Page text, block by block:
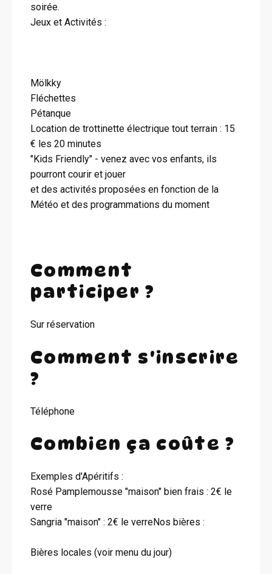
soirée.
Jeux et Activités :
Mölkky
Fléchettes
Pétanque
Location de trottinette électrique tout terrain : 15
€ les 20 minutes
"Kids Friendly" - venez avec vos enfants, ils
pourront courir et jouer
et des activités proposées en fonction de la
Météo et des programmations du moment
Comment
participer ?
Sur réservation
Comment s'inscrire
?
Téléphone
Combien ça coûte ?
Exemples d'Apéritifs :
Rosé Pamplemousse "maison" bien frais : 2€ le
verre
Sangria "maison" : 2€ le verreNos bières :
Bières locales (voir menu du jour)